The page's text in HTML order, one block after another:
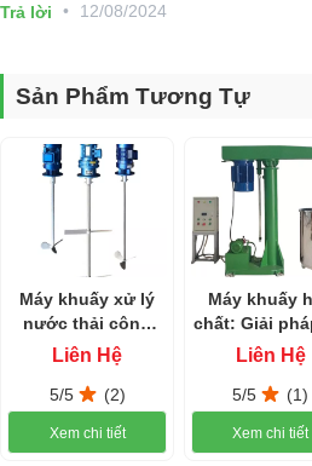
Trong quá trình trộn, bồn trộn keo có
nhiệt để đảm bảo rằng keo luôn ở nhiệt
Điều này đặc biệt quan trọng đối với
nhạy cảm với nhiệt độ.
Các yếu tố cần lưu ý khi
Để đảm bảo bồn trộn keo hoạt động
Trả lời
• 12/08/2024
Sản Phẩm Tương Tự
Máy khuấy xử lý
nước thải công
nghiệp
Liên Hệ
5/5 (2)
Xem chi tiết
Máy khuấy
chất: Giải
ưu cho
công
Liên Hệ
5/5 (1)
Xem chi tiết